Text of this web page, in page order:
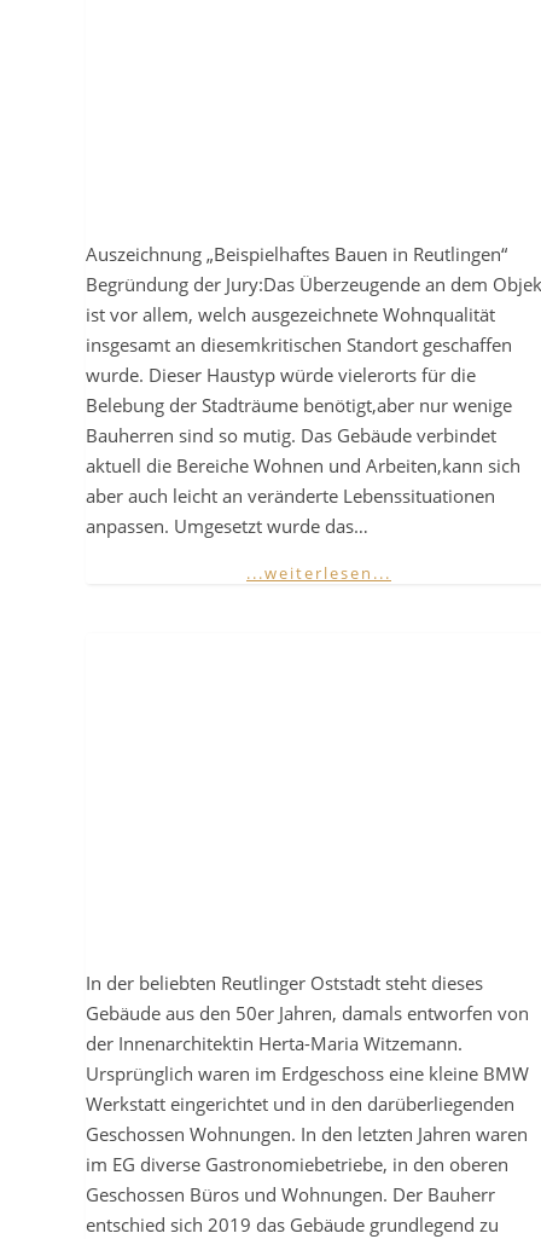
Auszeichnung „Beispielhaftes Bauen in Reutlingen“
Begründung der Jury:Das Überzeugende an dem
ist vor allem, welch ausgezeichnete Wohnqualität
insgesamt an diesemkritischen Standort geschaffen
wurde. Dieser Haustyp würde vielerorts für die
Belebung der Stadträume benötigt,aber nur wenige
Bauherren sind so mutig. Das Gebäude verbindet
aktuell die Bereiche Wohnen und Arbeiten,kann sich
aber auch leicht an veränderte Lebenssituationen
anpassen. Umgesetzt wurde das…
...weiterlesen...
In der beliebten Reutlinger Oststadt steht dieses
Gebäude aus den 50er Jahren, damals entworfen von
der Innenarchitektin Herta-Maria Witzemann.
Ursprünglich waren im Erdgeschoss eine kleine BMW
Werkstatt eingerichtet und in den darüberliegenden
Geschossen Wohnungen. In den letzten Jahren waren
im EG diverse Gastronomiebetriebe, in den oberen
Geschossen Büros und Wohnungen. Der Bauherr
entschied sich 2019 das Gebäude grundlegend zu